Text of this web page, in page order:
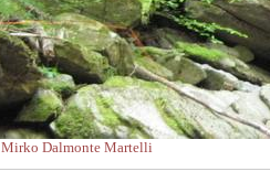
Mirko Dalmonte Martelli